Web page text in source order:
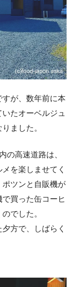
が、数年前に本
たオーベルジュ
ました。
の高速道路は、
を楽しませてく
ツンと自販機が
買った缶コーヒ
でした。
方で、しばらく